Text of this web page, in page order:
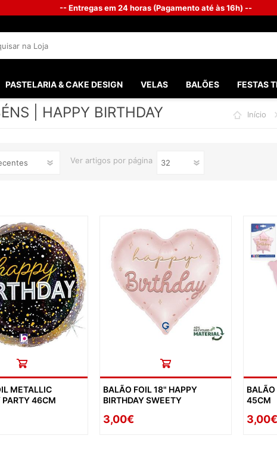
-- Entregas em 24 horas (Pagamento até às 16h) --
PASTELARIA & CAKE DESIGN VELAS BALÕES FESTAS
CHÁ
| HAPPY BIRTHDAY Início
Ver artigos por página
METALLIC
PARTY 46CM
BALÃO FOIL 18" HAPPY
BIRTHDAY SWEETY
3,00€
BALÃO
45CM
3,00€